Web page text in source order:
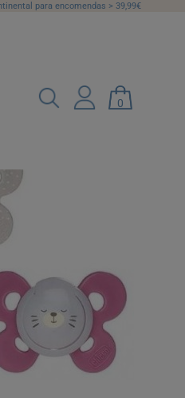
para encomendas > 39,99€
0
Comfort Noite